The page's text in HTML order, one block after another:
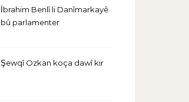
İbrahim Benlî li Danîmarkayê
bû parlamenter
Şewqî Ozkan koça dawî kir